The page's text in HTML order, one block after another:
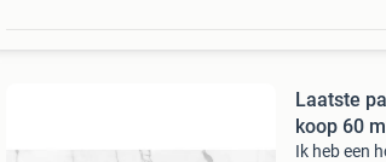
Laatste
koop 60
Ik heb een